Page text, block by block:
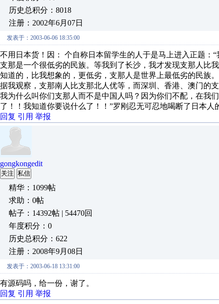
历史总积分：8018
注册：2002年6月07日
发表于：2003-06-06 18:35:00
不用日本货！因： 个自称日本留学生的人于是马上进入正题
支那是一个很低劣的民族。等我到了长沙，我才发现支那人比
知道的，比我想象的，更低劣，支那人是世界上最低劣的民族
据我观察，支那南人比支那北人优等，而深圳、香港、澳门的
我为什么叫你们支那人而不是中国人吗？因为你们不配，在
了！！我知道你要说什么了！！”罗刚忍无可忍地喝断了日本人
回复 引用 举报
gongkongedit
关注 私信
精华：1099帖
求助：0帖
帖子：14392帖 | 54470回
年度积分：0
历史总积分：622
注册：2008年9月08日
发表于：2003-06-18 13:31:00
有源码吗，给一份，谢了。
回复 引用 举报